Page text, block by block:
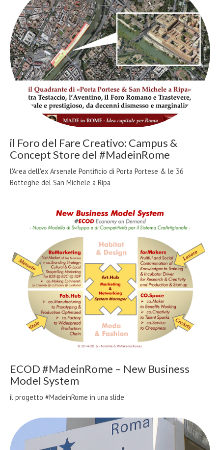
il Foro del Fare Creativo: Campus &
Concept Store del #MadeinRome
l'Area dell'ex Arsenale Pontificio di Porta Portese & le 36
Botteghe del San Michele a Ripa
ECOD #MadeinRome – New Business
Model System
il progetto #MadeinRome in una slide